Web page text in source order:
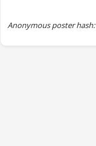
Anonymous poster hash: